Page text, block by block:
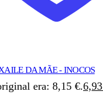
DA MÃE - INOCOS
era: 8,15 €.6,93